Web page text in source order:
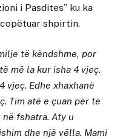
i Pasdites” ku ka
shpirtin.
të këndshme, por
më la kur isha 4 vjeç.
vjeç. Edhe xhaxhanë
Tim atë e çuan për të
fshatra. Aty u
dhe një vëlla. Mami